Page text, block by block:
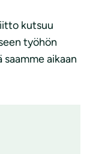
kutsuu
työhön
aikaan